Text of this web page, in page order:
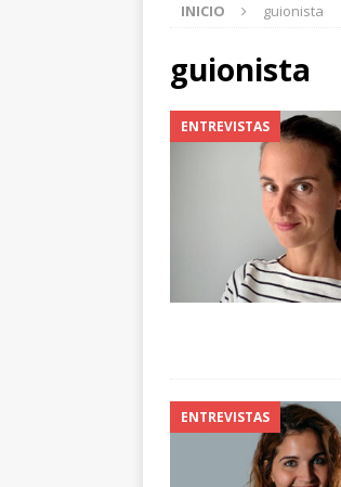
[ 18
[
[ 18
INICIO guionista
guionista
ENTREVISTAS
ENTREVISTAS